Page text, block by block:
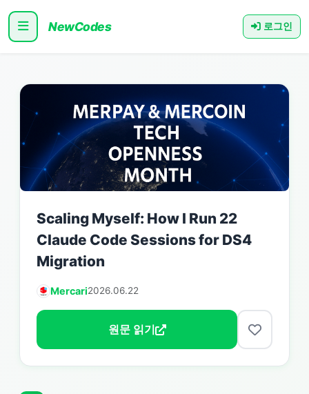
NewCodes 로그인
Scaling Myself: How I Run 22
Claude Code Sessions for DS4
Migration
Mercari2026.06.22
원문 읽기